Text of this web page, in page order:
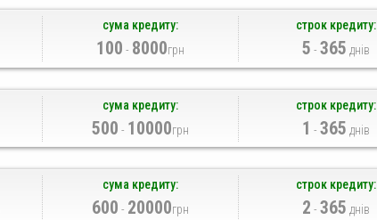
сума кредиту:
100 - 8000грн
строк кредиту:
5 -365 днів
сума кредиту:
500 - 10000грн
строк кредиту:
1 -365 днів
сума кредиту:
600 - 20000грн
строк кредиту:
2 -365 днів